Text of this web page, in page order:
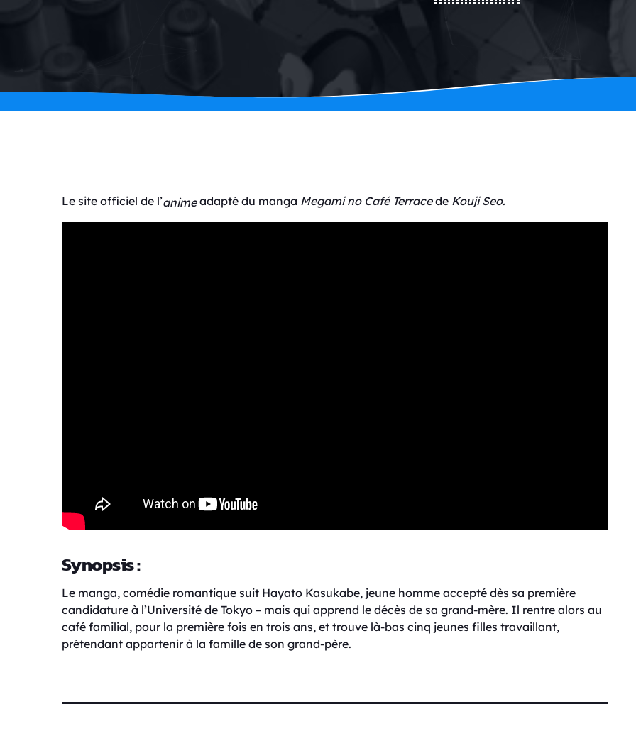
Le site officiel de l’animeadapté du manga Megami no Café Terracede Kouji Seo.
Synopsis :
Le manga, comédie romantique suit Hayato Kasukabe, jeune homme accepté dès sa première
candidature à l’Université de Tokyo – mais qui apprend le décès de sa grand-mère. Il rentre alors au
café familial, pour la première fois en trois ans, et trouve là-bas cinq jeunes filles travaillant,
prétendant appartenir à la famille de son grand-père.